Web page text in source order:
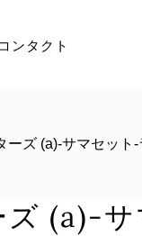
コンタクト
ーズ (a)-サマセット
ズ (a)-